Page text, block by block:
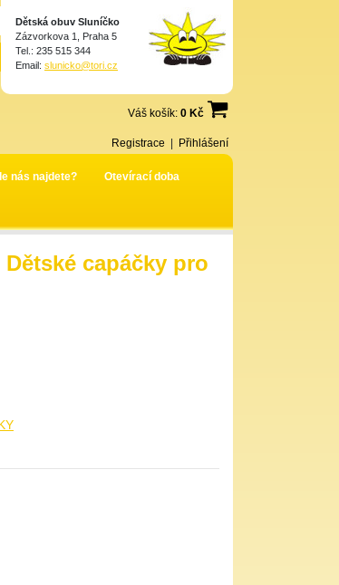
Dětská obuv Sluníčko
Zázvorkova 1, Praha 5
Tel.: 235 515 344
Email: slunicko@tori.cz
Váš košík: 0 Kč
Registrace Přihlášení
nás najdete? Otevírací doba
Dětské capáčky pro